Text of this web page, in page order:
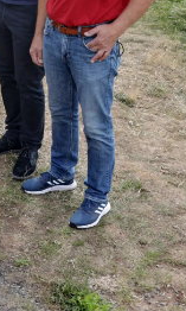
TECHNOLOGIES